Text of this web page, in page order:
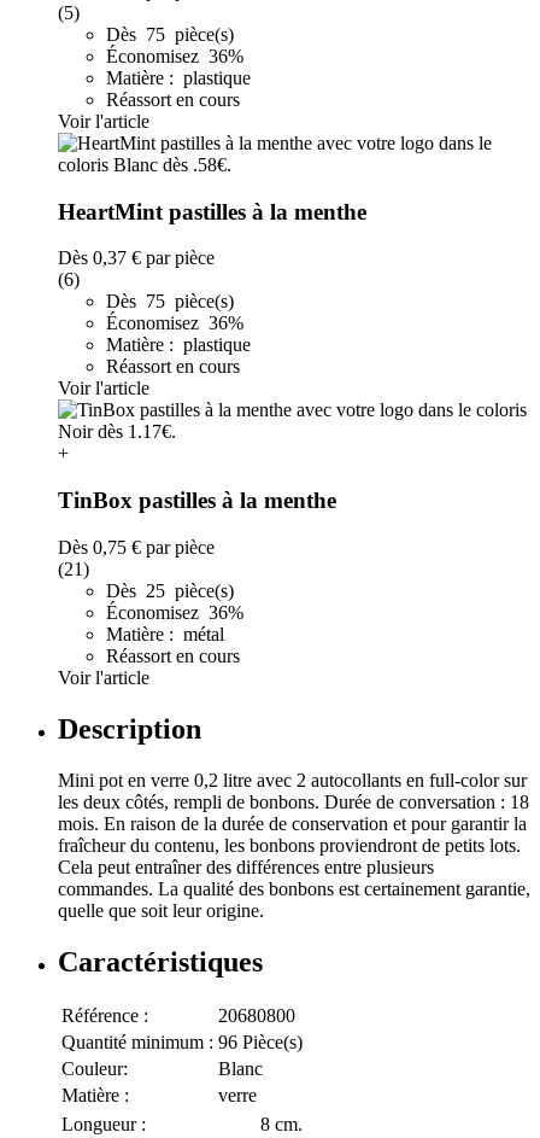
(5)
Dès 75 pièce(s)
Économisez 36%
Matière : plastique
Réassort en cours
Voir l'article
HeartMint pastilles à la menthe
Dès 0,37 € par pièce
(6)
Dès 75 pièce(s)
Économisez 36%
Matière : plastique
Réassort en cours
Voir l'article
+
TinBox pastilles à la menthe
Dès 0,75 € par pièce
(21)
Dès 25 pièce(s)
Économisez 36%
Matière : métal
Réassort en cours
Voir l'article
Description
Mini pot en verre 0,2 litre avec 2 autocollants en full-color sur
les deux côtés, rempli de bonbons. Durée de conversation : 18
mois. En raison de la durée de conservation et pour garantir la
fraîcheur du contenu, les bonbons proviendront de petits lots.
Cela peut entraîner des différences entre plusieurs
commandes. La qualité des bonbons est certainement garantie,
quelle que soit leur origine.
Caractéristiques
Référence :
20680800
Quantité minimum : 96 Pièce(s)
Couleur:
Blanc
Matière :
verre
Longueur :
8 cm.